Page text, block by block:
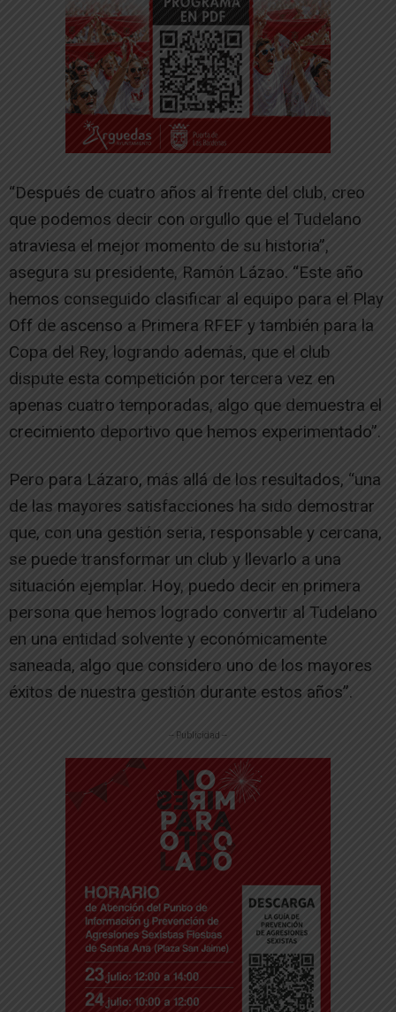
“Después de cuatro años al frente del club, creo
que podemos decir con orgullo que el Tudelano
atraviesa el mejor momento de su historia”,
asegura su presidente, Ramón Lázao. “Este año
hemos conseguido clasificar al equipo para el Play
Off de ascenso a Primera RFEF y también para la
Copa del Rey, logrando además, que el club
dispute esta competición por tercera vez en
apenas cuatro temporadas, algo que demuestra el
crecimiento deportivo que hemos experimentado”.
Pero para Lázaro, más allá de los resultados, “una
de las mayores satisfacciones ha sido demostrar
que, con una gestión seria, responsable y cercana,
se puede transformar un club y llevarlo a una
situación ejemplar. Hoy, puedo decir en primera
persona que hemos logrado convertir al Tudelano
en una entidad solvente y económicamente
saneada, algo que considero uno de los mayores
éxitos de nuestra gestión durante estos años”.
-- Publicidad --